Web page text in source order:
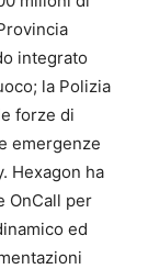
integrato
la Polizia
forze di
emergenze
Hexagon ha
OnCall per
ed